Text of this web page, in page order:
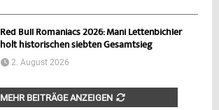
Red Bull Romaniacs 2026: Mani Lettenbichler
holt historischen siebten Gesamtsieg
2. August 2026
MEHR BEITRÄGE ANZEIGEN